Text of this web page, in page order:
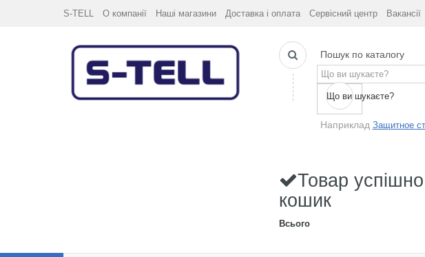
S-TELL О компанії Наші магазини Доставка і оплата Сервісний центр Вакансії
Пошук по каталогу
Що ви шукаєте?
Наприклад Защитное
Товар
кошик
Всього